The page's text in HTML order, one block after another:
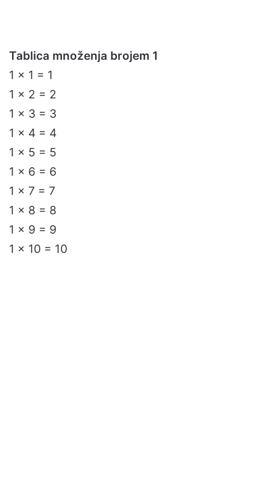
Tablica množenja brojem 1
1 x 1 = 1
1 x 2 = 2
1 x 3 = 3
1 x 4 = 4
1 x 5 = 5
1 x 6 = 6
1 x 7 = 7
1 x 8 = 8
1 x 9 = 9
1 x 10 = 10